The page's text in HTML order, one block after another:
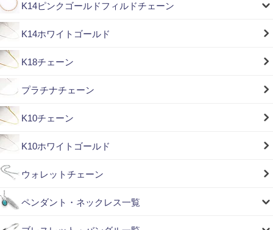
K14ピンクゴールドフィルドチェーン
K14ホワイトゴールド
K18チェーン
プラチナチェーン
K10チェーン
K10ホワイトゴールド
ウォレットチェーン
ペンダント・ネックレス一覧